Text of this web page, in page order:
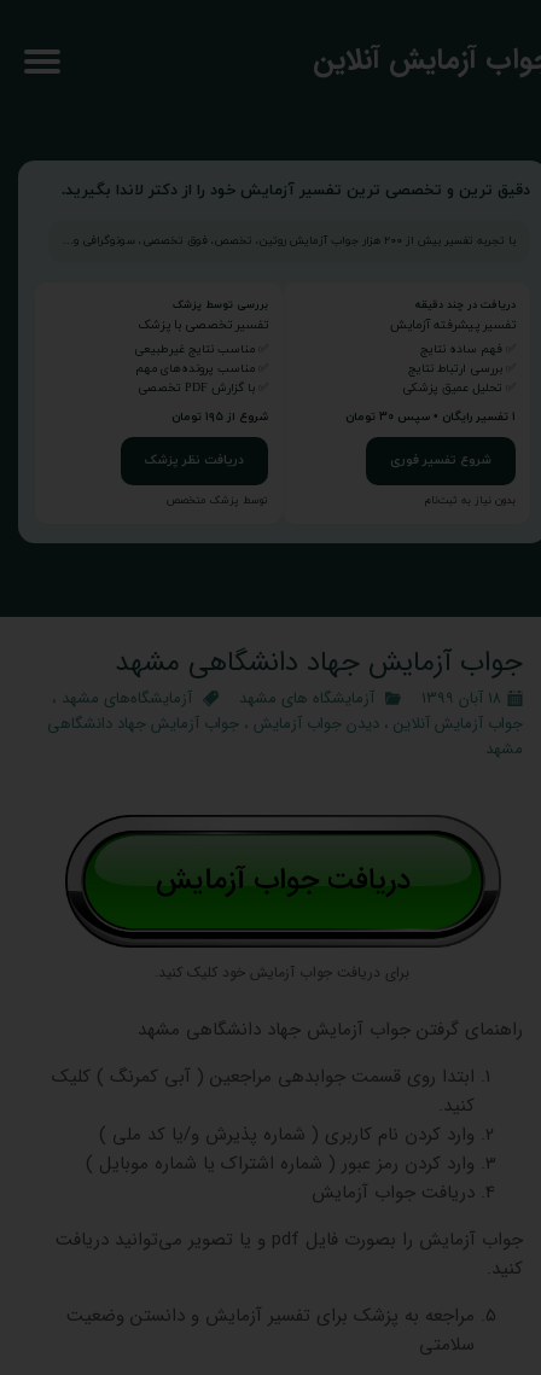
آزمایش آنلاین
دقیق ترین و تخصصی ترین تفسیر آزمایش خود را از دکتر لاندا بگیرید.
با تجربه تفسیر بیش از ۲۰۰ هزار جواب آزمایش روتین، تخصص، فوق تخصصی، سونوگرافی و...
دریافت در چند دقیقه
تفسیر پیشرفته آزمایش
✅ فهم ساده نتایج
✅ بررسی ارتباط نتایج
✅ تحلیل عمیق پزشکی
۱ تفسیر رایگان • سپس ۳۰ تومان
شروع تفسیر فوری
بدون نیاز به ثبت‌نام
بررسی توسط پزشک
تفسیر تخصصی با پزشک
✅ مناسب نتایج غیرطبیعی
✅ مناسب پرونده‌های مهم
✅ با گزارش PDF تخصصی
شروع از ۱۹۵ تومان
دریافت نظر پزشک
توسط پزشک متخصص
جواب آزمایش جهاد دانشگاهی مشهد
۱۸ آبان ۱۳۹۹ آزمایشگاه های مشهد آزمایشگاه‌های مشهد ،
جواب آزمایش آنلاین ، دیدن جواب آزمایش ، جواب آزمایش جهاد دانشگاهی
مشهد
برای دریافت جواب آزمایش خود کلیک کنید.
راهنمای گرفتن جواب آزمایش جهاد دانشگاهی مشهد
ابتدا روی قسمت جوابدهی مراجعین ( آبی کمرنگ ) کلیک
کنید.
وارد کردن نام کاربری ( شماره پذیرش و/یا کد ملی )
وارد کردن رمز عبور ( شماره اشتراک یا شماره موبایل )
دریافت جواب آزمایش
جواب آزمایش را بصورت فایل pdf و یا تصویر می‌توانید دریافت
کنید.
مراجعه به پزشک برای تفسیر آزمایش و دانستن وضعیت
سلامتی